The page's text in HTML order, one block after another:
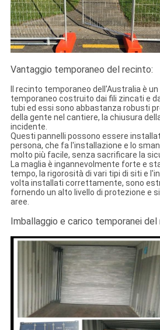
Vantaggio temporaneo del recinto:
Il recinto temporaneo dell'Australia è
temporaneo costruito dai fili zincati e
tubi ed essi sono abbastanza robusti
della gente nel cantiere, la chiusura
incidente.
Questi pannelli possono essere
persona, che fa l'installazione e lo
molto più facile, senza sacrificare la
La maglia è ingannevolmente forte e
tempo, la rigorosità di vari tipi di siti e
volta installati correttamente, sono
fornendo un alto livello di protezione e
aree.
Imballaggio e carico temporanei del